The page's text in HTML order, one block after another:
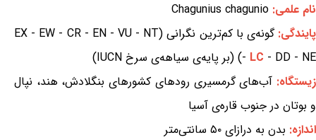
نام علمی: Chagunius chagunio
پایندگی:
گونه‌ی با کم‌ترین نگرانی (EX - EW - CR - EN - VU - NT
- LC - DD - NE) (بر پایه‌ی سیاهه‌ی سرخ IUCN)
زیستگاه: آب‌های گرمسیری رودهای کشورهای بنگلادش، هند، نپال
و بوتان در جنوب قاره‌ی آسیا
اندازه: بدن به درازای ۵۰ سانتی‌متر